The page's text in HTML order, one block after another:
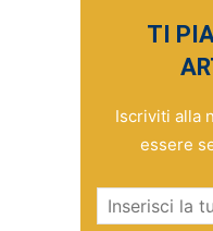
TI
Iscriviti alla
essere